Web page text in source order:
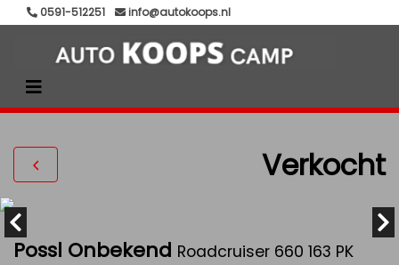
0591-512251 info@autokoops.nl
Verkocht
Possl Onbekend Roadcruiser 660 163 PK